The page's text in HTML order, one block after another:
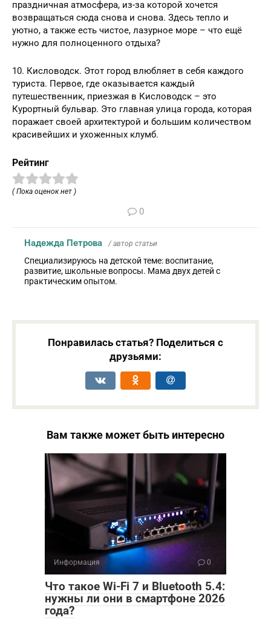
праздничная атмосфера, из-за которой хочется
возвращаться сюда снова и снова. Здесь тепло и
уютно, а также есть чистое, лазурное море – что ещё
нужно для полноценного отдыха?
10. Кисловодск. Этот город влюбляет в себя каждого
туриста. Первое, где оказывается каждый
путешественник, приезжая в Кисловодск – это
Курортный бульвар. Это главная улица города, которая
поражает своей архитектурой и большим количеством
красивейших и ухоженных клумб.
Рейтинг
( Пока оценок нет )
0
Надежда Петрова / автор статьи
Специализируюсь на детской теме: воспитание,
развитие, школьные вопросы. Мама двух детей с
практическим опытом.
Понравилась статья? Поделиться с
друзьями:
Вам также может быть интересно
Информация 0
Что такое Wi-Fi 7 и Bluetooth 5.4:
нужны ли они в смартфоне 2026
года?